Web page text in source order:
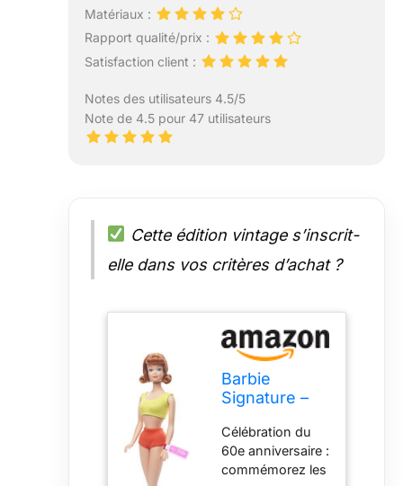
Matériaux :
Rapport qualité/prix :
Satisfaction client :
Notes des utilisateurs 4.5/5
Note de 4.5 pour 47 utilisateurs
Cette édition vintage s’inscrit-
elle dans vos critères d’achat ?
Barbie
Signature –
Reproduction
Vintage du
60e
Célébration du
60e anniversaire :
commémorez les